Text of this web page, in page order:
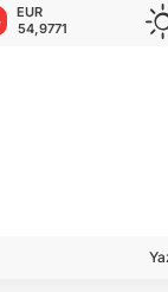
GBP
64,1968
CHF